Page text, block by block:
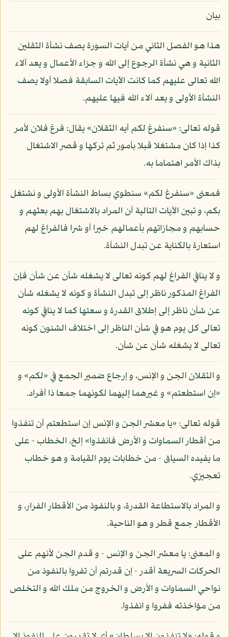
بيان
هذا هو الفصل الثاني من آيات السورة يصف نشأة الثقلين
الثانية و هي نشأة الرجوع إلى الله و جزاء الأعمال و يعد آلاء
الله تعالى عليهم كما كانت الآيات السابقة فصلا أولا يصف
النشأة الأولى و يعد آلاء الله فيها عليهم.
قوله تعالى: «سنفرغ لكم أيه الثقلان» يقال: فرغ فلان لأمر
كذا إذا كان مشتغلا قبلا بأمور ثم تركها و قصر الاشتغال
بذاك الأمر اهتماما به.
فمعنى «سنفرغ لكم» سنطوي بساط النشأة الأولى و نشتغل
بكم، و تبين الآيات التالية أن المراد بالاشتغال بهم بعثهم و
حسابهم و مجازاتهم بأعمالهم خيرا أو شرا فالفراغ لهم
استعارة بالكناية عن تبدل النشأة.
و لا ينافي الفراغ لهم كونه تعالى لا يشغله شأن عن شأن فإن
الفراغ المذكور ناظر إلى تبدل النشأة و كونه لا يشغله شأن
عن شأن ناظر إلى إطلاق القدرة و سعتها كما لا ينافي كونه
تعالى كل يوم هو في شأن الناظر إلى اختلاف الشئون كونه
تعالى لا يشغله شأن عن شأن.
و الثقلان الجن و الإنس، و إرجاع ضمير الجمع في «لكم» و
«إن استطعتم» و غيرهما إليهما لكونهما جمعا ذا أفراد.
قوله تعالى: «يا معشر الجن و الإنس إن استطعتم أن تنفذوا
من أقطار السماوات و الأرض فانفذوا» إلخ، الخطاب - على
ما يفيده السياق - من خطابات يوم القيامة و هو خطاب
تعجيزي.
و المراد بالاستطاعة القدرة، و بالنفوذ من الأقطار الفرار، و
الأقطار جمع قطر و هو الناحية.
و المعنى: يا معشر الجن و الإنس - و قدم الجن لأنهم على
الحركات السريعة أقدر - إن قدرتم أن تفروا بالنفوذ من
نواحي السماوات و الأرض و الخروج من ملك الله و التخلص
من مؤاخذته ففروا و انفذوا.